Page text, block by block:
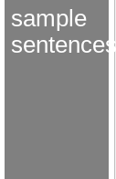
sample
sentences